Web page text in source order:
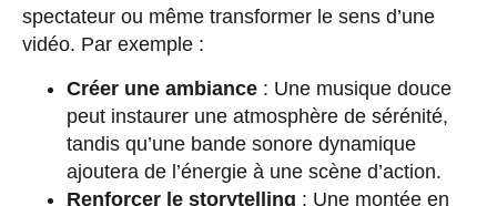
spectateur ou même transformer le sens d’une
vidéo. Par exemple :
Créer une ambiance : Une musique douce
peut instaurer une atmosphère de sérénité,
tandis qu’une bande sonore dynamique
ajoutera de l’énergie à une scène d’action.
Renforcer le storytelling : Une montée en